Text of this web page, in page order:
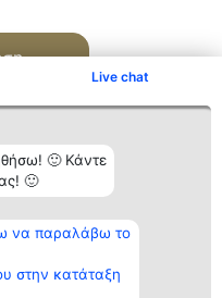
Live chat
🙂 Κάντε
🙂
να παραλάβω το
στην κατάταξη
Επικοινωνία
Επικοινωνία